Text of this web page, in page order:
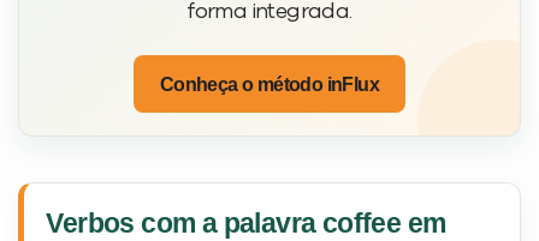
forma integrada.
Conheça o método inFlux
Verbos com a palavra coffee em